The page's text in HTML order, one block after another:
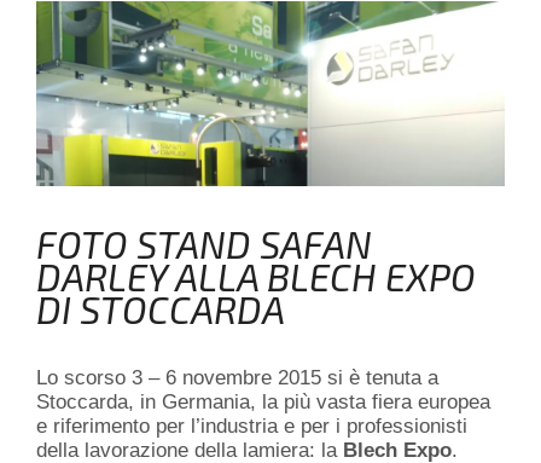
FOTO STAND SAFAN
DARLEY ALLA BLECH EXPO
DI STOCCARDA
Lo scorso 3 – 6 novembre 2015 si è tenuta a
Stoccarda, in Germania, la più vasta fiera europea
e riferimento per l’industria e per i professionisti
della lavorazione della lamiera: la Blech Expo.